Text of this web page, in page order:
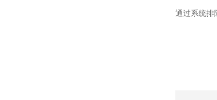
通过系统排